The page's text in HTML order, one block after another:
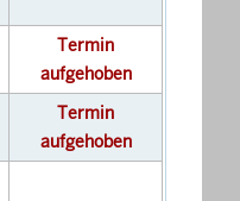
Termin
aufgehoben
Termin
aufgehoben